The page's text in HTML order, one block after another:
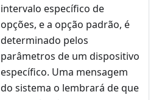
intervalo específico de
opções, e a opção padrão, é
determinado pelos
parâmetros de um dispositivo
específico. Uma mensagem
do sistema o lembrará de que